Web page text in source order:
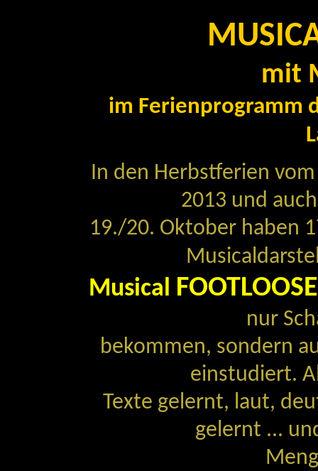
mit
im Ferienprogramm
In den Herbstferien
2013 und
19./20. Oktober haben
Musical FOOTLOOSE
nur
bekommen, sondern
einstudiert.
Texte gelernt, laut,
gelernt ...